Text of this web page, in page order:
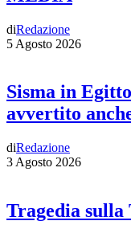
diRedazione
5 Agosto 2026
Sisma in
avvertito
diRedazione
3 Agosto 2026
Tragedia